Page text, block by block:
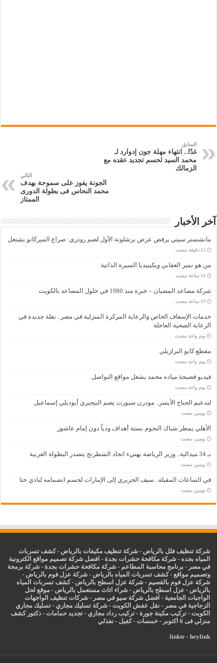
السابق
غدًا.. انتهاء مهلة جون إدوارد لـ
محمد السيد لحسم تجديد عقده مع
الزمالك
التالي
الجونة يفوز على سموحة بهدف
محمد النحاس فى بطولة الدورى
الممتاز
آخر الأخبار
مانشستر سيتي يرفض عرض برشلونة الأول لضم رودري: صراع الميركاتو يشتعل
‏12 دقيقة مضت
من هو نمير العقابي ويكيبيديا السيرة الذاتية
‏19 ساعة مضت
شركة مصاعد المضيان – خبرة منذ 1980 في حلول المصاعد بالكويت
‏19 ساعة مضت
خدمات الإسعاف الخاص والرعاية المركزة المنزلية في مصر.. نقلة جديدة في
الرعاية الصحية العاجلة
‏يوم واحد مضت
مقطع كايو البرازيلي
‏يوم واحد مضت
فيديو فضيحة مياده محمد يشعل مواقع التواصل
‏يوم واحد مضت
لتدعيم الجناح الأيسر.. مودرن سبورت يضم النيجيري أيوديلي إسماعيل
‏يومين مضت
الأهلي يمطر شباك النجوم بستة أهداف ودياً دون إمام عاشور
‏يومين مضت
بـ 34 ميدالية.. وزير الرياضة يهنيء اتحاد الشطرنج بتصدر البطولة العربية
‏يومين مضت
في الساعات المقبلة.. سيف الجزيري إلى الإمارات لحسم انضمامه لنادي حتا
‏يومين مضت
شركة تنظيف فلل بالرياض -شركة تنظيف مكيفات بالرياض -كشف تسربات
المياه بجده -شركة مكافحة حشرات بجدة - افضل شركة تصميم مواقع الكترونية
في مصر - برنامج محاسبة المطاعم -شركة مكافحة حشرات بجدة -شركة برمجة
وتصميم مواقع -كشف تسربات المياه بالرياض -شركة عزل فوم بالرياض -
شركة عزل فوم بالقصيم -شركة عزل اسطح بالرياض -كشف تسربات المياه
بالرياض - عزل اسطح بالرياض -شراء اثاث مستعمل بالرياض - موقع لحل
الواجبات الجامعية - افضل شركة سيو في مصر -شركات تنظيف الواجهات
الزجاجية في مصر - نقل عفش الكويت -شركة تسليك مجاري -تسليك مجاري
الكويت -تركيب مكينة جورة -تركيب رداد مجاري -تجديد حمامات -دكتور كشف
منزلي فى 6 اكتوبر
-خمسات -كفيل - نفذلي
linktr- heylink